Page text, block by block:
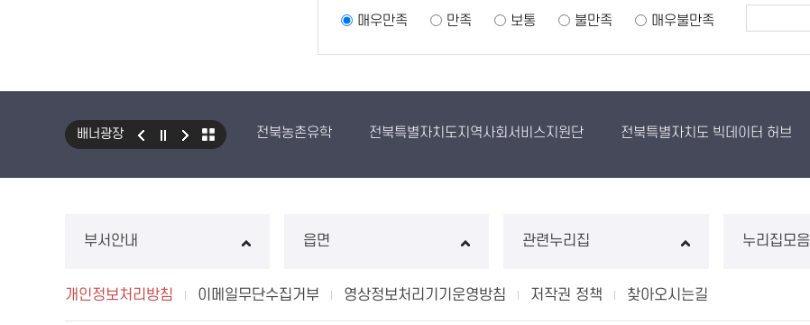
매우만족 만족 보통 불만족 매우불만족
배너광장 전북농촌유학 전북특별자치도지역사회서비스지원단 전북특별자치도 빅데이터 허브
부서안내 읍면 관련누리집 누리집모음
개인정보처리방침 이메일무단수집거부 영상정보처리기기운영방침 저작권 정책 찾아오시는길